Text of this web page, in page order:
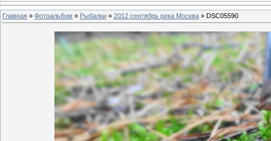
Главная » Фотоальбом » Рыбалки » 2012 сентябрь река Москва » DSC05590